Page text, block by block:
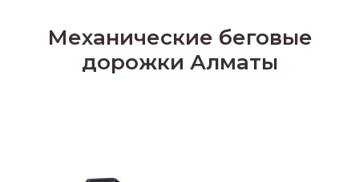
Механические беговые
дорожки Алматы